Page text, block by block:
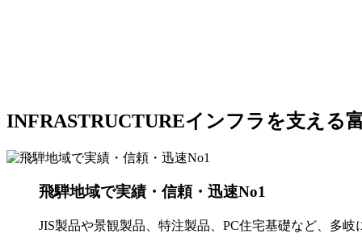
INFRASTRUCTUREインフラを支える
飛騨地域で実績・信頼・迅速No1
JIS製品や景観製品、特注製品、PC住宅基礎など、多